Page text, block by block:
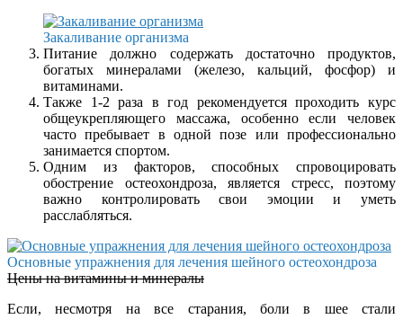
Закаливание организма
Питание должно содержать достаточно продуктов,
богатых минералами (железо, кальций, фосфор) и
витаминами.
Также 1-2 раза в год рекомендуется проходить курс
общеукрепляющего массажа, особенно если человек
часто пребывает в одной позе или профессионально
занимается спортом.
Одним из факторов, способных спровоцировать
обострение остеохондроза, является стресс, поэтому
важно контролировать свои эмоции и уметь
расслабляться.
Основные упражнения для лечения шейного остеохондроза
Цены на витамины и минералы
Если, несмотря на все старания, боли в шее стали